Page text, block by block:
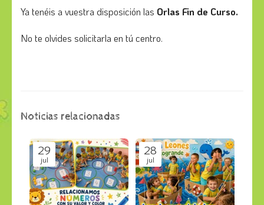
Ya tenéis a vuestra disposición las Orlas Fin de Curso.
No te olvides solicitarla en tú centro.
Noticias relacionadas
29
jul
28
jul